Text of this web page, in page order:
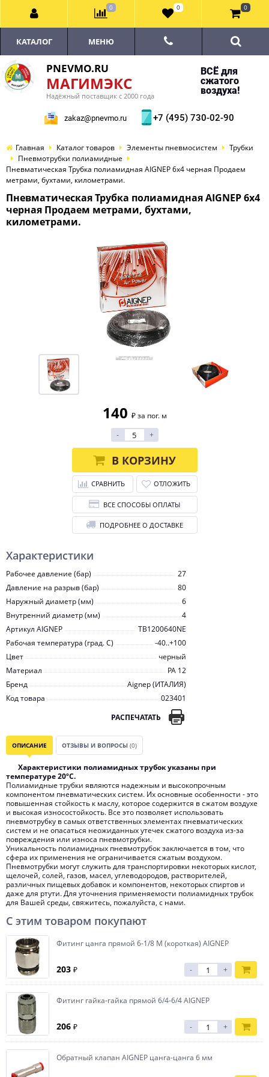
PNEVMO.RU
МАГИМЭКС
Надёжный поставщик с 2000 года
ВСЁ для
сжатого
воздуха!
zakaz@pnevmo.ru +7 (495) 730-02-90
КАТАЛОГ МЕНЮ
Главная Каталог товаров Элементы пневмосистем
Трубки
Пневмотрубки полиамидные
Пневматическая Трубка полиамидная AIGNEP 6х4 черная Продаем
метрами, бухтами, километрами.
Пневматическая Трубка полиамидная AIGNEP 6х4
черная Продаем метрами, бухтами,
километрами.
Характеристики
Рабочее давление (бар)
27
Давление на разрыв (бар)
80
Наружный диаметр (мм)
6
Внутренний диаметр (мм)
4
Артикул AIGNEP
TB1200640NE
Рабочая температура (град. C)
-40..+100
Цвет
черный
Материал
PA 12
Бренд
Aignep (ИТАЛИЯ)
Код товара
023401
РАСПЕЧАТАТЬ
140 ₽ за пог. м
-
+
В КОРЗИНУ
СРАВНИТЬ ОТЛОЖИТЬ
ВСЕ СПОСОБЫ ОПЛАТЫ
ПОДРОБНЕЕ О ДОСТАВКЕ
ОПИСАНИЕ ОТЗЫВЫ И ВОПРОСЫ (0)
Характеристики полиамидных трубок указаны при
температуре 20ºС.
Полиамидные трубки являются надежным и высокопрочным
компонентом пневматических систем. Их основные особенности - это
повышенная стойкость к маслу, которое содержится в сжатом воздухе
и высокая износостойкость. Все это позволяет использовать
пневмотрубку в самых ответственных элементах пневматических
систем и не опасаться неожиданных утечек сжатого воздуха из-за
повреждения или износа пневмотрубки.
Уникальность полиамидных пневмотрубок заключается в том, что
сфера их применения не ограничивается сжатым воздухом.
Пневмотрубки могут служить для транспортировки некоторых кислот,
щелочей, солей, газов, масел, углеводородов, растворителей,
различных пищевых добавок и компонентов, некоторых спиртов и
даже для ртути. Для уточнения применяемости полиамидных трубок
для Вашей среды, свяжитесь, пожалуйста, с нами.
С этим товаром покупают
Фитинг цанга прямой 6-1/8 M (короткая) AIGNEP
203 ₽ - +
Фитинг гайка-гайка прямой 6/4-6/4 AIGNEP
206 ₽ - +
Обратный клапан AIGNEP цанга-цанга 6 мм
0 0 0